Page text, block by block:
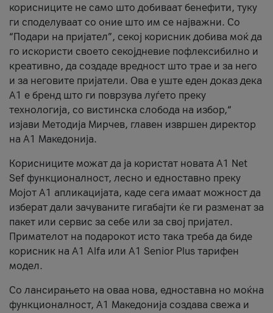
корисниците не само што добиваат бенефити, туку
ги споделуваат со оние што им се најважни. Со
“Подари на пријател”, секој корисник добива моќ да
го искористи своето секојдневие пофлексибилно и
креативно, да создаде вредност што трае и за него
и за неговите пријатели. Ова е уште еден доказ дека
А1 е бренд што ги поврзува луѓето преку
технологија, со вистинска слобода на избор,“
изјави Методија Мирчев, главен извршен директор
на А1 Македонија.
Корисниците можат да ја користат новата А1 Net
Sef функционалност, лесно и едноставно преку
Мојот А1 апликацијата, каде сега имаат можност да
изберат дали зачуваните гигабајти ќе ги разменат за
пакет или сервис за себе или за свој пријател.
Примателот на подарокот исто така треба да биде
корисник на А1 Alfa или A1 Senior Plus тарифен
модел.
Со лансирањето на оваа нова, едноставна но моќна
функционалност, А1 Македонија создава свежа и